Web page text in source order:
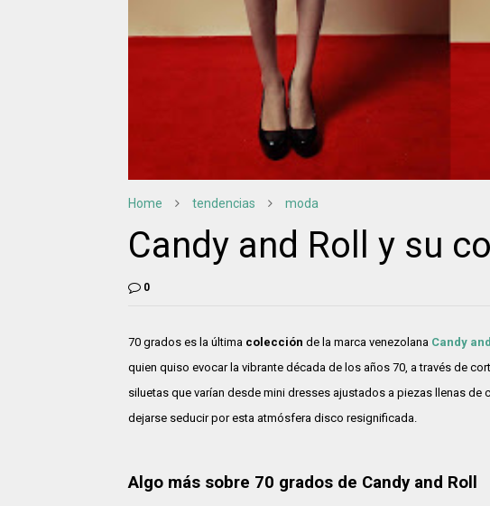
Home tendencias moda
Candy and Roll y su
0
70 grados es la última colección de la marca venezolana Candy
quien quiso evocar la vibrante década de los años 70, a través de
siluetas que varían desde mini dresses ajustados a piezas llenas de
dejarse seducir por esta atmósfera disco resignificada.
Algo más sobre 70 grados de Candy and Roll